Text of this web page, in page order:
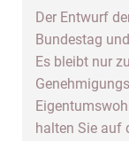
Der Entwurf
Bundestag
Es bleibt nur
halten Sie auf